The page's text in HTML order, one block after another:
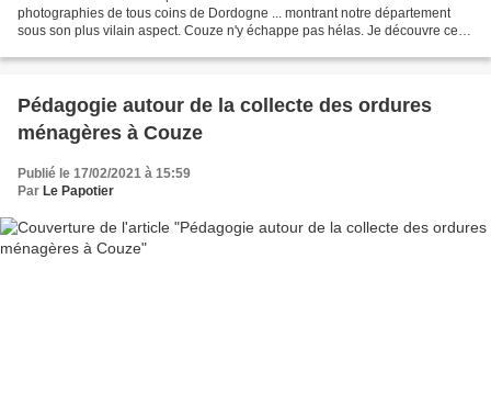
photographies de tous coins de Dordogne ... montrant notre département
sous son plus vilain aspect. Couze n'y échappe pas hélas. Je découvre ce
Pédagogie autour de la collecte des ordures
ménagères à Couze
Publié le 17/02/2021 à 15:59
Par Le Papotier